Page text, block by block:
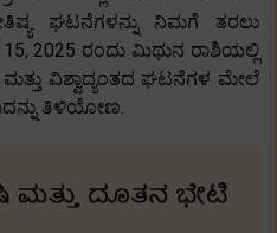
ಘಟನೆಗಳನ್ನು ನಿಮಗೆ ತರಲು
2025 ರಂದು ಮಿಥುನ ರಾಶಿಯಲ್ಲಿ
ಮತ್ತು ವಿಶ್ವಾದ್ಯಂತದ ಘಟನೆಗಳ ಮೇಲೆ
ತಿಳಿಯೋಣ.